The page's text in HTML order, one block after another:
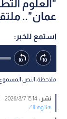
"العلوم
عمان"..
استمع للخبر:
ملاحظة: النص المسموع
نشر :15:14 2026/8/7
هنا وهناك